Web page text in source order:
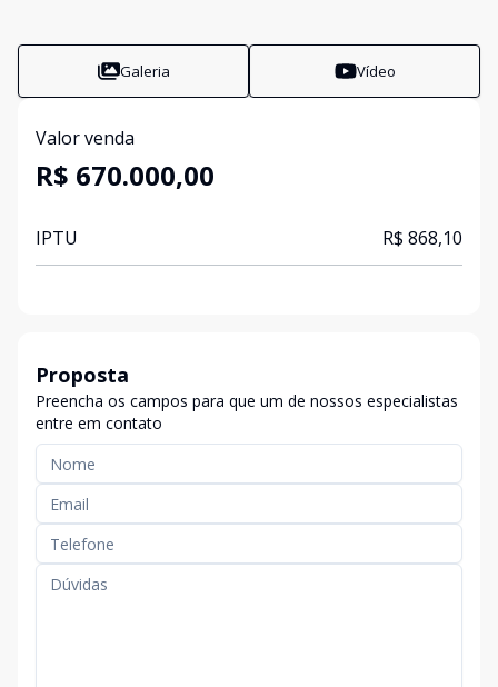
Galeria Vídeo
Valor venda
R$ 670.000,00
IPTU R$ 868,10
Proposta
Preencha os campos para que um de nossos especialistas
entre em contato